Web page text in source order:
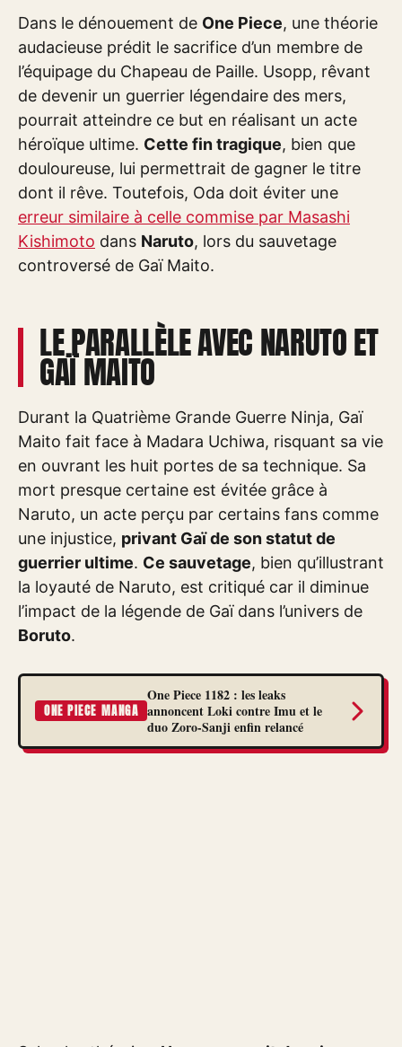
Dans le dénouement de One Piece, une théorie
audacieuse prédit le sacrifice d’un membre de
l’équipage du Chapeau de Paille. Usopp, rêvant
de devenir un guerrier légendaire des mers,
pourrait atteindre ce but en réalisant un acte
héroïque ultime. Cette fin tragique, bien que
douloureuse, lui permettrait de gagner le titre
dont il rêve. Toutefois, Oda doit éviter une
erreur similaire à celle commise par Masashi
Kishimoto dans Naruto, lors du sauvetage
controversé de Gaï Maito.
LE PARALLÈLE AVEC NARUTO ET
GAÏ MAITO
Durant la Quatrième Grande Guerre Ninja, Gaï
Maito fait face à Madara Uchiwa, risquant sa vie
en ouvrant les huit portes de sa technique. Sa
mort presque certaine est évitée grâce à
Naruto, un acte perçu par certains fans comme
une injustice, privant Gaï de son statut de
guerrier ultime. Ce sauvetage, bien qu’illustrant
la loyauté de Naruto, est critiqué car il diminue
l’impact de la légende de Gaï dans l’univers de
Boruto.
ONE PIECE MANGA
One Piece 1182 : les leaks
annoncent Loki contre Imu et le
duo Zoro-Sanji enfin relancé